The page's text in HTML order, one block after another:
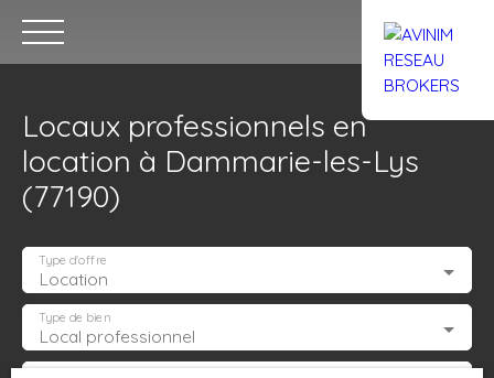
Accueil Acheter Trouver un
Estimation
Locaux professionnels en
location à Dammarie-les-Lys
(77190)
Location
Type d'offre
Local professionnel
Type de bien